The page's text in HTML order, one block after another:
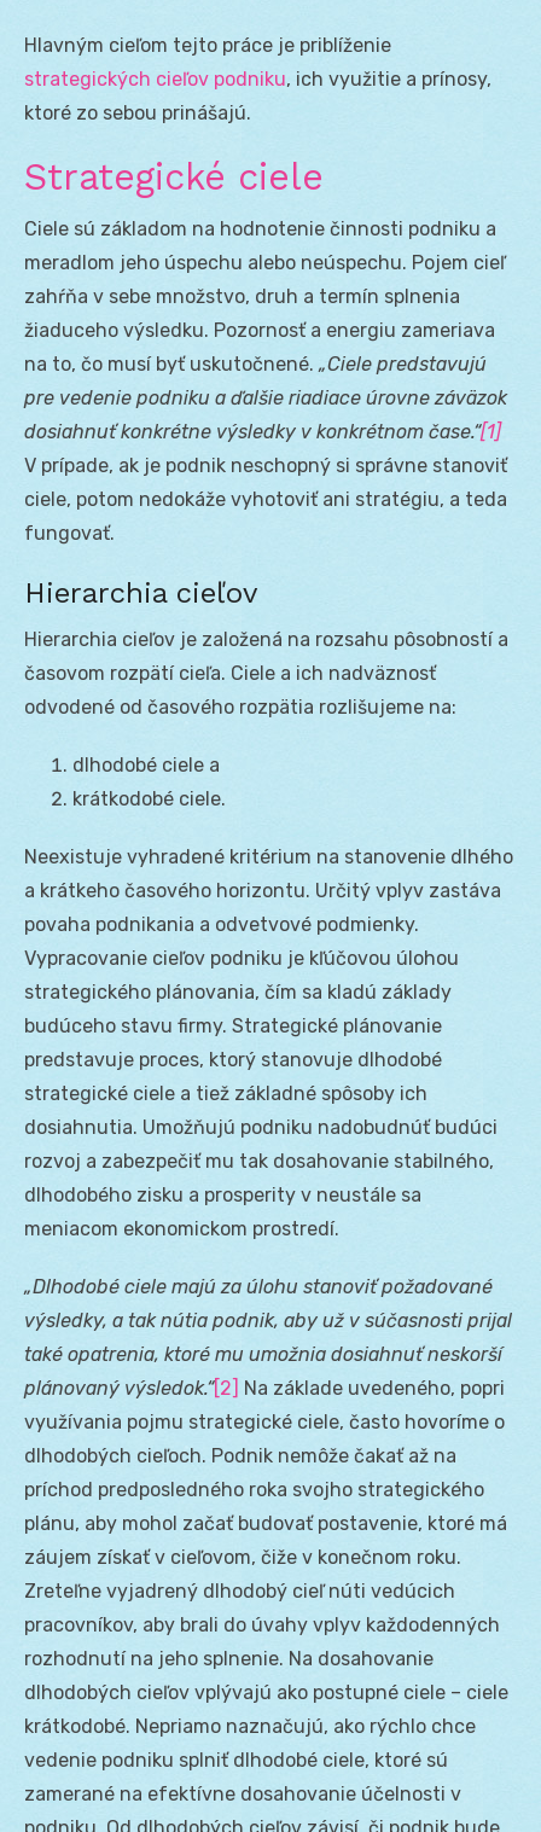
Hlavným cieľom tejto práce je priblíženie
strategických cieľov podniku, ich využitie a prínosy,
ktoré zo sebou prinášajú.
Strategické ciele
Ciele sú základom na hodnotenie činnosti podniku a
meradlom jeho úspechu alebo neúspechu. Pojem cieľ
zahŕňa v sebe množstvo, druh a termín splnenia
žiaduceho výsledku. Pozornosť a energiu zameriava
na to, čo musí byť uskutočnené. „Ciele predstavujú
pre vedenie podniku a ďalšie riadiace úrovne záväzok
dosiahnuť konkrétne výsledky v konkrétnom čase.“[1]
V prípade, ak je podnik neschopný si správne stanoviť
ciele, potom nedokáže vyhotoviť ani stratégiu, a teda
fungovať.
Hierarchia cieľov
Hierarchia cieľov je založená na rozsahu pôsobností a
časovom rozpätí cieľa. Ciele a ich nadväznosť
odvodené od časového rozpätia rozlišujeme na:
dlhodobé ciele a
krátkodobé ciele.
Neexistuje vyhradené kritérium na stanovenie dlhého
a krátkeho časového horizontu. Určitý vplyv zastáva
povaha podnikania a odvetvové podmienky.
Vypracovanie cieľov podniku je kľúčovou úlohou
strategického plánovania, čím sa kladú základy
budúceho stavu firmy. Strategické plánovanie
predstavuje proces, ktorý stanovuje dlhodobé
strategické ciele a tiež základné spôsoby ich
dosiahnutia. Umožňujú podniku nadobudnúť budúci
rozvoj a zabezpečiť mu tak dosahovanie stabilného,
dlhodobého zisku a prosperity v neustále sa
meniacom ekonomickom prostredí.
„Dlhodobé ciele majú za úlohu stanoviť požadované
výsledky, a tak nútia podnik, aby už v súčasnosti prijal
také opatrenia, ktoré mu umožnia dosiahnuť neskorší
plánovaný výsledok.“[2] Na základe uvedeného, popri
využívania pojmu strategické ciele, často hovoríme o
dlhodobých cieľoch. Podnik nemôže čakať až na
príchod predposledného roka svojho strategického
plánu, aby mohol začať budovať postavenie, ktoré má
záujem získať v cieľovom, čiže v konečnom roku.
Zreteľne vyjadrený dlhodobý cieľ núti vedúcich
pracovníkov, aby brali do úvahy vplyv každodenných
rozhodnutí na jeho splnenie. Na dosahovanie
dlhodobých cieľov vplývajú ako postupné ciele – ciele
krátkodobé. Nepriamo naznačujú, ako rýchlo chce
vedenie podniku splniť dlhodobé ciele, ktoré sú
zamerané na efektívne dosahovanie účelnosti v